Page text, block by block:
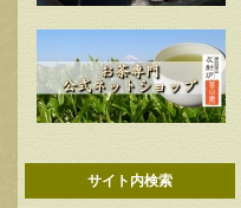
サイト内検索